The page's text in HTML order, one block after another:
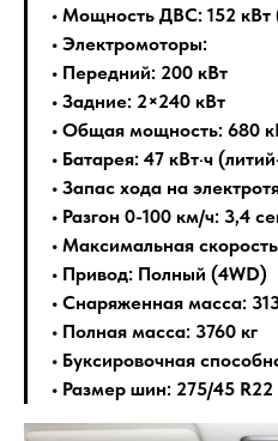
• Мощность ДВС: 152 кВт
• Электромоторы:
• Передний: 200 кВт
• Задние: 2×240 кВт
• Общая мощность: 680
• Батарея: 47 кВт·ч
• Запас хода на
• Разгон 0-100 км/ч: 3,4
• Максимальная
• Привод: Полный (4WD)
• Снаряженная масса:
• Полная масса: 3760 кг
• Буксировочная
• Размер шин: 275/45 R22